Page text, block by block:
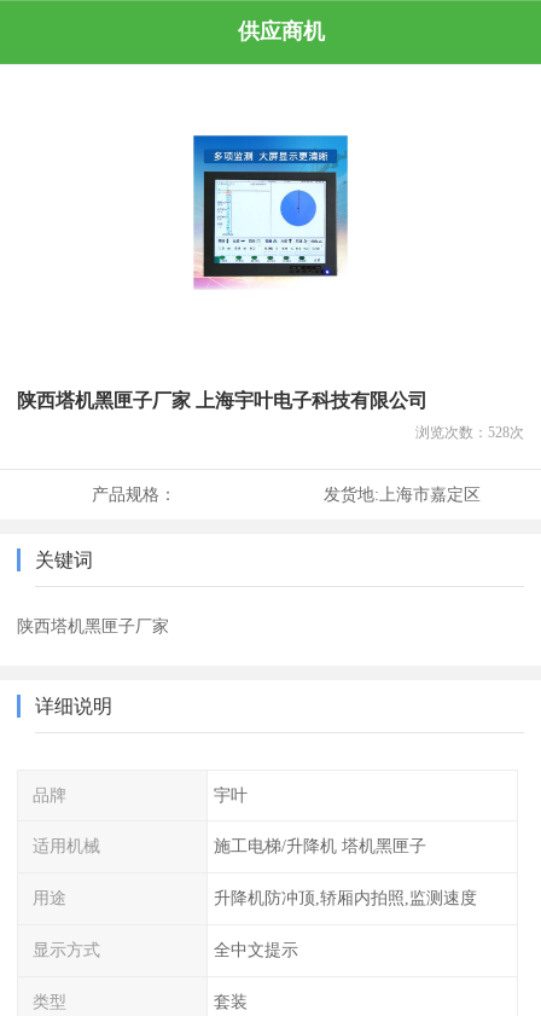
供应商机
陕西塔机黑匣子厂家 上海宇叶电子科技有限公司
浏览次数： 528次
产品规格： 发货地:上海市嘉定区
关键词
陕西塔机黑匣子厂家
详细说明
品牌 宇叶
适用机械 施工电梯/升降机 塔机黑匣子
用途 升降机防冲顶,轿厢内拍照,监测速度
显示方式 全中文提示
类型 套装